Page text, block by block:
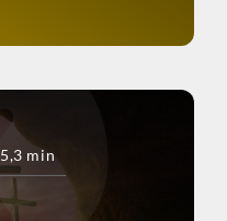
5,3 min